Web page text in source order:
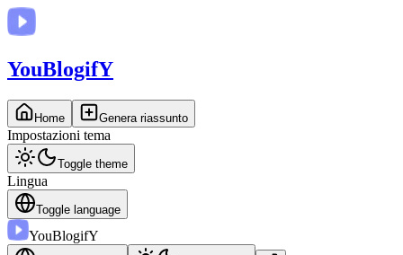
YouBlogifY
Home Genera riassunto
Impostazioni tema
Toggle theme
Lingua
Toggle language
YouBlogifY